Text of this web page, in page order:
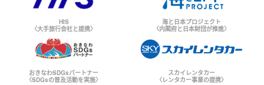
HIS
〈大手旅行会社と提携〉
海と日本プロジェクト
〈内閣府と日本財団が推進〉
おきなわSDGsパートナー
〈SDGsの普及活動を実施〉
スカイレンタカー
〈レンタカー事業の提携〉